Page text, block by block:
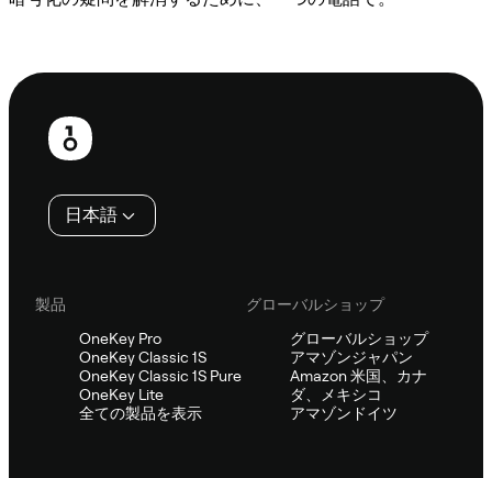
フ
日本語
製品
OneKey Pro
OneKey Classic 1S
OneKey Classic 1S Pure
OneKey Lite
全ての製品を表示
グローバルショップ
グローバルショップ
アマゾンジャパン
Amazon 米国、カナ
ダ、メキシコ
アマゾンドイツ